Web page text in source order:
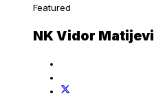
Featured
NK Vidor